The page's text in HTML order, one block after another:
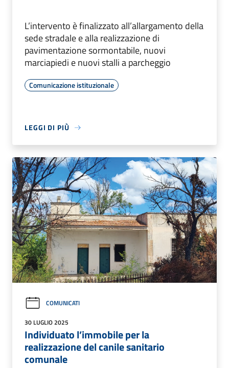
L’intervento è finalizzato all’allargamento della
sede stradale e alla realizzazione di
pavimentazione sormontabile, nuovi
marciapiedi e nuovi stalli a parcheggio
Comunicazione istituzionale
LEGGI DI PIÙ
COMUNICATI
30 LUGLIO 2025
Individuato l’immobile per la
realizzazione del canile sanitario
comunale